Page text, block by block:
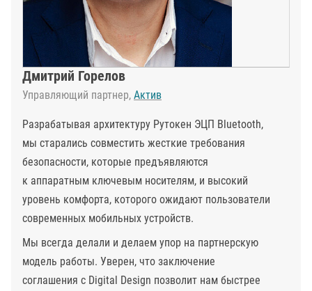
Дмитрий Горелов
Управляющий партнер, Актив
Разрабатывая архитектуру Рутокен ЭЦП Bluetooth,
мы старались совместить жесткие требования
безопасности, которые предъявляются
к аппаратным ключевым носителям, и высокий
уровень комфорта, которого ожидают пользователи
современных мобильных устройств.
Мы всегда делали и делаем упор на партнерскую
модель работы. Уверен, что заключение
соглашения с Digital Design позволит нам быстрее